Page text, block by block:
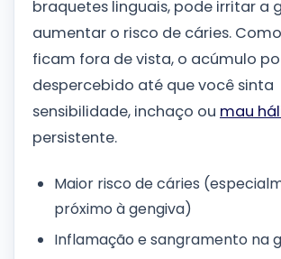
braquetes linguais, pode irritar a
aumentar o risco de cáries.
ficam fora de vista, o acúmulo
despercebido até que você sinta
sensibilidade, inchaço ou mau
persistente.
Maior risco de cáries
próximo à gengiva)
Inflamação e sangramento na